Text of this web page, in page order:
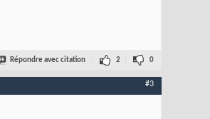
Répondre avec citation 2 0
#3